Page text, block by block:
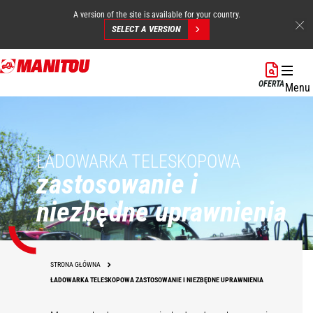
Przejdź
do
A version of the site is available for your country.
SELECT A VERSION
OFERTAMenu
ŁADOWARKA TELESKOPOWA
zastosowanie i
niezbędne uprawnienia
STRONA GŁÓWNA
ŁADOWARKA TELESKOPOWA ZASTOSOWANIE I NIEZBĘDNE UPRAWNIENIA